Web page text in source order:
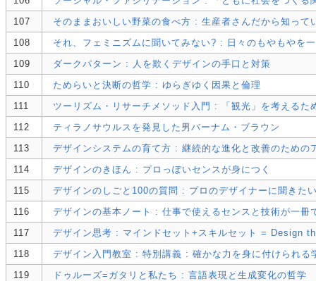
107
そのままおいしい野菜の食べ方 : 生産者さんだから知って
108
それ、フェミニズムに聞いてみない? : 日々のもやもやを
109
ダークパターン : 人を欺くデザインの手口と対策
110
ためらいと決断の哲学 : ゆらぎゆく因果と倫理
111
ツーリズム・リサーチメソッド入門 : 「観光」を考えるた
112
ティラノサウルスを発見した男バーナム・ブラウン
113
デザインシステムの育て方 : 継続的な進化と改善のための
114
デザインのきほん : プロっぽいセンスが身につく
115
デザインのしごと100の質問 : プロのデザイナーに聞きた
116
デザインの基本ノート : 仕事で使えるセンスと技術が一冊
117
デザイン思考 : マインドセット+スキルセット = Design
118
デザイン入門教室 : 特別講義 : 確かな力を身に付けられる
119
ドゥルーズ=ガタリと私たち : 言語表現と生成変化の哲学